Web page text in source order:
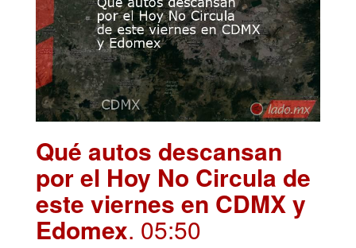
Qué autos descansan
por el Hoy No Circula de
este viernes en CDMX y
Edomex. 05:50